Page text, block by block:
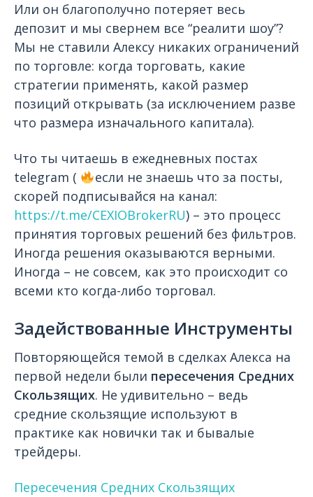
Или он благополучно потеряет весь
депозит и мы свернем все “реалити шоу”?
Мы не ставили Алексу никаких ограничений
по торговле: когда торговать, какие
стратегии применять, какой размер
позиций открывать (за исключением разве
что размера изначального капитала).
Что ты читаешь в ежедневных постах
telegram (
если не знаешь что за посты,
скорей подписывайся на канал:
https://t.me/CEXIOBrokerRU) – это процесс
принятия торговых решений без фильтров.
Иногда решения оказываются верными.
Иногда – не совсем, как это происходит со
всеми кто когда-либо торговал.
Задействованные Инструменты
Повторяющейся темой в сделках Алекса на
первой недели были пересечения Средних
Скользящих. Не удивительно – ведь
средние скользящие используют в
практике как новички так и бывалые
трейдеры.
Пересечения Средних Скользящих